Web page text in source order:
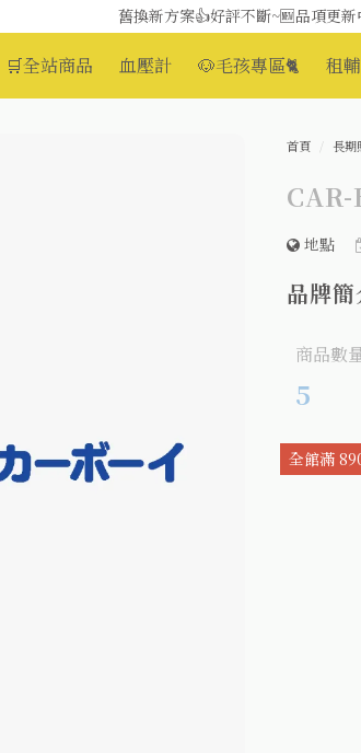
舊換新方案👍好評不斷~🆕品項更新
🛒全站商品 血壓計 🐶毛孩專區🐈 租
首頁 長期
CAR-
地點
品牌簡
商品數
5
全館滿